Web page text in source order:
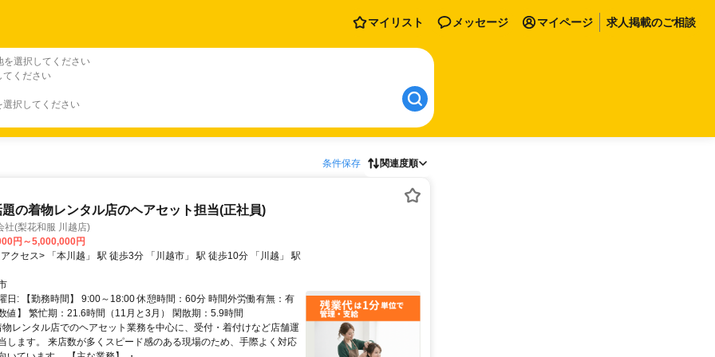
マイリスト メッセージ マイページ 求人掲載のご相談
を選択してください
てください
選択してください
条件保存 関連度順
の着物レンタル店のヘアセット担当(正社員)
社(梨花和服 川越店)
円～5,000,000円
日: 【勤務時間】 9:00～18:00 休憩時間：60分 時間外労働有無：有
値】 繁忙期：21.6時間（11月と3月） 閑散期：5.9時間
レンタル店でのヘアセット業務を中心に、受付・着付けなど店舗運
します。 来店数が多くスピード感のある現場のため、手際よく対応